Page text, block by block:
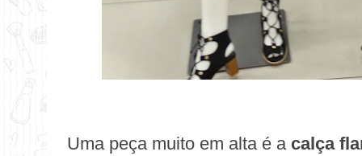
Uma peça muito em alta é a calça